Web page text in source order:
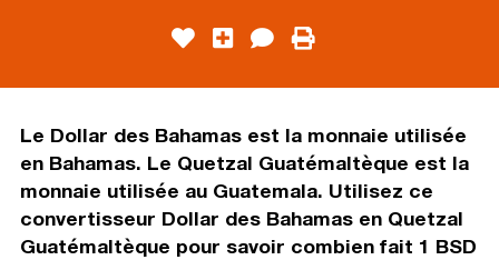
Le Dollar des Bahamas est la monnaie utilisée
en Bahamas. Le Quetzal Guatémaltèque est la
monnaie utilisée au Guatemala. Utilisez ce
convertisseur Dollar des Bahamas en Quetzal
Guatémaltèque pour savoir combien fait 1 BSD